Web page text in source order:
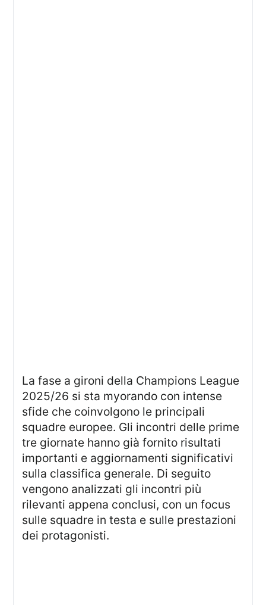
La fase a gironi della Champions League
2025/26 si sta myorando con intense
sfide che coinvolgono le principali
squadre europee. Gli incontri delle prime
tre giornate hanno già fornito risultati
importanti e aggiornamenti significativi
sulla classifica generale. Di seguito
vengono analizzati gli incontri più
rilevanti appena conclusi, con un focus
sulle squadre in testa e sulle prestazioni
dei protagonisti.